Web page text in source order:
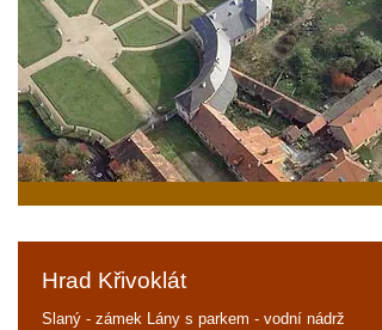
Hrad Křivoklát
Slaný - zámek Lány s parkem - vodní nádrž